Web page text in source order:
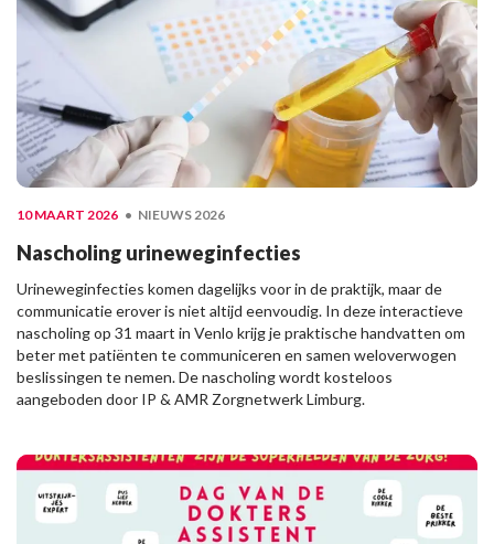
10 MAART 2026 NIEUWS 2026
Nascholing urineweginfecties
Urineweginfecties komen dagelijks voor in de praktijk, maar de
communicatie erover is niet altijd eenvoudig. In deze interactieve
nascholing op 31 maart in Venlo krijg je praktische handvatten om
beter met patiënten te communiceren en samen weloverwogen
beslissingen te nemen. De nascholing wordt kosteloos
aangeboden door IP & AMR Zorgnetwerk Limburg.